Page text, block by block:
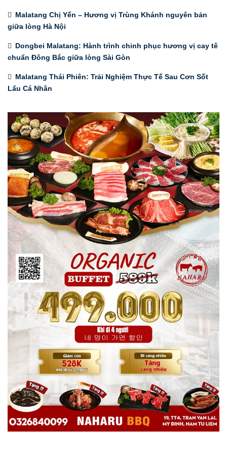
Malatang Chị Yến – Hương vị Trùng Khánh nguyên bản
giữa lòng Hà Nội
Dongbei Malatang: Hành trình chinh phục hương vị cay tê
chuẩn Đông Bắc giữa lòng Sài Gòn
Malatang Thái Phiên: Trải Nghiệm Thực Tế Sau Cơn Sốt
Lẩu Cá Nhân